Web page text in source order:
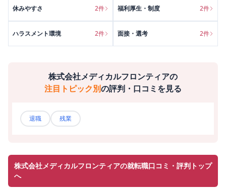
休みやすさ 2件 福利厚生・制度 2件
ハラスメント環境 2件 面接・選考 2件
株式会社メディカルフロンティアの
注目トピック別の評判・口コミを見る
退職 残業
株式会社メディカルフロンティアの就転職口コミ・評判トップ
へ